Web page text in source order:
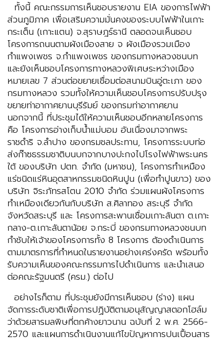
ทั้งนี้ คณะกรรมการเห็นชอบรายงาน EIA ของการไฟฟ้า
ส่วนภูมิภาค เพื่อเสริมความมั่นคงของระบบไฟฟ้าในเกาะ
กระเต็น (เกาะแตน) จ.สุราษฎร์ธานี ตลอดจนเห็นชอบ
โครงการถนนตามผังเมืองสาย จ ผังเมืองรวมเมือง
กำแพงเพชร จ.กำแพงเพชร ของกรมทางหลวงชนบท
และยังเห็นชอบโครงการทางหลวงพิเศษระหว่างเมือง
หมายเลข 7 ส่วนต่อขยายเชื่อมต่อสนามบินอู่ตะเภา ของ
กรมทางหลวง รวมทั้งให้ความเห็นชอบโครงการปรับปรุง
ขยายท่าอากาศยานบุรีรัมย์ ของกรมท่าอากาศยาน
นอกจากนี้ ที่ประชุมได้ให้ความเห็นชอบอีกหลายโครงการ
คือ โครงการอ่างเก็บน้ำแม่บอม อันเนื่องมาจากพระ
ราชดำริ จ.ลำปาง ของกรมชลประทาน, โครงการระบบท่อ
ส่งก๊าซธรรมชาติบนบกจากบางปะกงไปโรงไฟฟ้าพระนคร
ใต้ ของบริษัท ปตท. จำกัด (มหาชน), โครงการทำเหมือง
แร่ชนิดแร่หินอุตสาหกรรมชนิดหินปูน (เพื่อทำปูนขาว) ของ
บริษัท จิระภัทรสโตน 2010 จำกัด ร่วมแผนผังโครงการ
ทำเหมืองเดียวกันกับบริษัท ส.ศิลาทอง สระบุรี จำกัด
จังหวัดสระบุรี และ โครงการสะพานเชื่อมเกาะลันตา ต.เกาะ
กลาง-ต.เกาะลันตาน้อย จ.กระบี่ ของกรมทางหลวงชนบท
กำชับให้เจ้าของโครงการทั้ง 8 โครงการ ต้องดำเนินการ
ตามมาตรการที่กำหนดในรายงานอย่างเคร่งครัด พร้อมทั้ง
รับความเห็นของคณะกรรมการไปดำเนินการ และนำเสนอ
ต่อคณะรัฐมนตรี (ครม.) ต่อไป
อย่างไรก็ตาม ที่ประชุมยังมีการเห็นชอบ (ร่าง) แผน
จัดการระดับชาติเพื่อการปฏิบัติตามอนุสัญญาสตอกโฮล์ม
ว่าด้วยสารมลพิษที่ตกค้างยาวนาน ฉบับที่ 2 พ.ศ. 2566-
2570 และแผนการดำเนินงานแก้ไขปัญหาการปนเปื้อนสาร